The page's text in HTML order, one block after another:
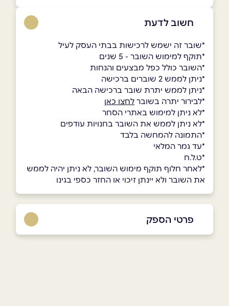
חשוב לדעת
*שובר זה ישמש לרכישות בבתי העסק לעיל
*תוקף למימוש השובר - 5 שנים
*השובר כולל כפל מבצעים והנחות
*ניתן לממש 2 שוברים ברכישה
*ניתן לממש יתרת שובר ברכישה הבאה
*לבירור יתרה בשובר לחצו כאן
*לא ניתן למימוש באתרי הסחר
*לא ניתן לממש את השובר בחנויות עודפים
*התמונה להמחשה בלבד
*עד גמר המלאי
*ט.ל.ח
*לאחר חלוף תוקף מימוש השובר, לא ניתן יהיה לממש
את השובר ולא יינתן זיכוי או החזר כספי בגינו
פרטי הספק